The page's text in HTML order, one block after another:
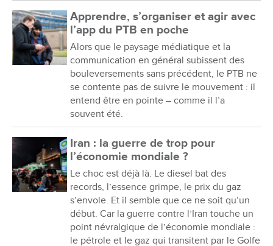
Apprendre, s’organiser et agir avec
l’app du PTB en poche
Alors que le paysage médiatique et la
communication en général subissent des
bouleversements sans précédent, le PTB ne
se contente pas de suivre le mouvement : il
entend être en pointe – comme il l’a
souvent été.
Iran : la guerre de trop pour
l’économie mondiale ?
Le choc est déjà là. Le diesel bat des
records, l’essence grimpe, le prix du gaz
s’envole. Et il semble que ce ne soit qu’un
début. Car la guerre contre l’Iran touche un
point névralgique de l’économie mondiale :
le pétrole et le gaz qui transitent par le Golfe